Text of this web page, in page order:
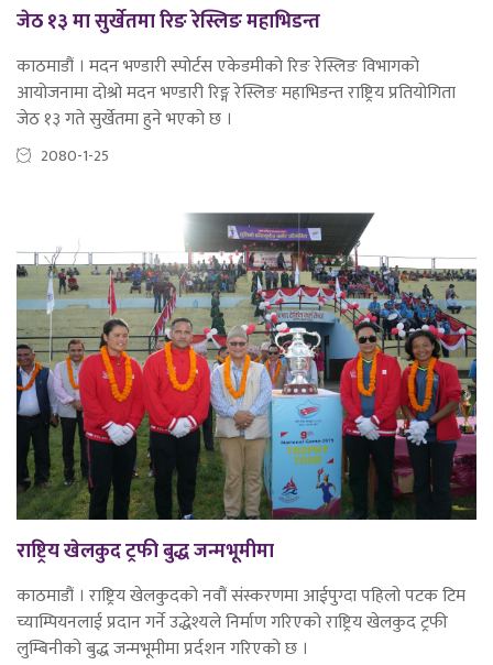
जेठ १३ मा सुर्खेतमा रिङ रेस्लिङ महाभिडन्त
काठमाडौं । मदन भण्डारी स्पोर्टस एकेडमीको रिङ रेस्लिङ विभागको
आयोजनामा दोश्रो मदन भण्डारी रिङ्ग रेस्लिङ महाभिडन्त राष्ट्रिय प्रतियोगिता
जेठ १३ गते सुर्खेतमा हुने भएको छ ।
2080-1-25
राष्ट्रिय खेलकुद ट्रफी बुद्ध जन्मभूमीमा
काठमाडौं । राष्ट्रिय खेलकुदको नवौं संस्करणमा आईपुग्दा पहिलो पटक टिम
च्याम्पियनलाई प्रदान गर्ने उद्धेश्यले निर्माण गरिएको राष्ट्रिय खेलकुद ट्रफी
लुम्बिनीको बुद्ध जन्मभूमीमा प्रर्दशन गरिएको छ ।